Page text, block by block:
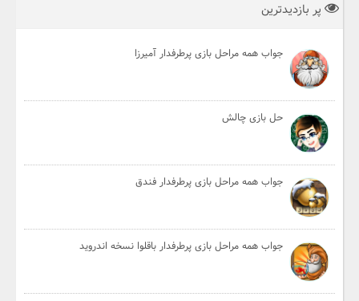
پر بازدیدترین
جواب همه مراحل بازی پرطرفدار آمیرزا
حل بازی چالش
جواب همه مراحل بازی پرطرفدار فندق
جواب همه مراحل بازی پرطرفدار باقلوا نسخه اندروید